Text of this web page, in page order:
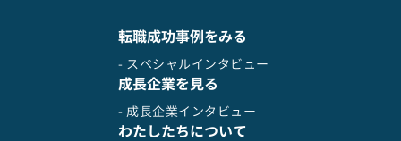
転職成功事例をみる
- スペシャルインタビュー
成長企業を見る
- 成長企業インタビュー
わたしたちについて